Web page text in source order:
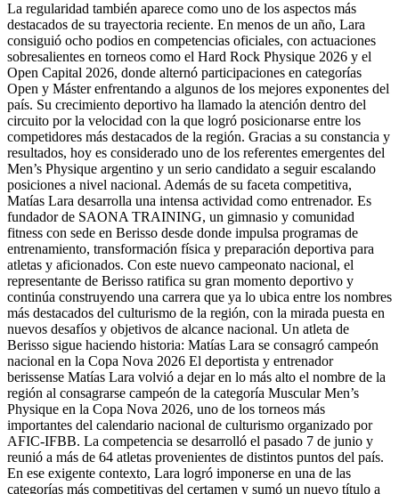
La regularidad también aparece como uno de los aspectos más
destacados de su trayectoria reciente. En menos de un año, Lara
consiguió ocho podios en competencias oficiales, con actuaciones
sobresalientes en torneos como el Hard Rock Physique 2026 y el
Open Capital 2026, donde alternó participaciones en categorías
Open y Máster enfrentando a algunos de los mejores exponentes del
país. Su crecimiento deportivo ha llamado la atención dentro del
circuito por la velocidad con la que logró posicionarse entre los
competidores más destacados de la región. Gracias a su constancia y
resultados, hoy es considerado uno de los referentes emergentes del
Men’s Physique argentino y un serio candidato a seguir escalando
posiciones a nivel nacional. Además de su faceta competitiva,
Matías Lara desarrolla una intensa actividad como entrenador. Es
fundador de SAONA TRAINING, un gimnasio y comunidad
fitness con sede en Berisso desde donde impulsa programas de
entrenamiento, transformación física y preparación deportiva para
atletas y aficionados. Con este nuevo campeonato nacional, el
representante de Berisso ratifica su gran momento deportivo y
continúa construyendo una carrera que ya lo ubica entre los nombres
más destacados del culturismo de la región, con la mirada puesta en
nuevos desafíos y objetivos de alcance nacional. Un atleta de
Berisso sigue haciendo historia: Matías Lara se consagró campeón
nacional en la Copa Nova 2026 El deportista y entrenador
berissense Matías Lara volvió a dejar en lo más alto el nombre de la
región al consagrarse campeón de la categoría Muscular Men’s
Physique en la Copa Nova 2026, uno de los torneos más
importantes del calendario nacional de culturismo organizado por
AFIC-IFBB. La competencia se desarrolló el pasado 7 de junio y
reunió a más de 64 atletas provenientes de distintos puntos del país.
En ese exigente contexto, Lara logró imponerse en una de las
categorías más competitivas del certamen y sumó un nuevo título a